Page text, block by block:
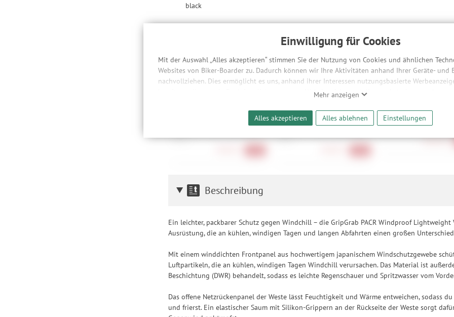
Einwilligung für Cookies
Mit der Auswahl „Alles akzeptieren“ stimmen Sie der Nutzung von Cookies und ähnlichen
Websites von Biker-Boarder zu. Dadurch können wir Ihre Aktivitäten anhand Ihrer Geräte- und
nachvollziehen. Dies ermöglicht es uns, anhand ihrer Interessen nutzungsbasierte
bereitzustellen sowie Funktionalitäten unserer Website sicherzustellen und stetig zu
Daten auch an Drittanbieter und Werbepartner weitergegeben. Die Verarbeitung erfolgt
der Einbindung von Streaming-Inhalten und der Durchführung von statistischer Analyse,
Produktempfehlungen und nutzungsbasierter Werbung. Informationen zu den einzelnen
Nutzung unserer Website nicht erforderlich und gilt, bis sie widerrufen wird. Sie können Ihre
Einstellungen lediglich für bestimmte Drittanbieter erteilen und jederzeit für die Zukunft
Mehr anzeigen
Alles akzeptieren Alles ablehnen Einstellungen
black
S, M, L
GripGrab Women's PACR
S, M, L
Fizik Lyra
184,90 €
Beschreibung
Ein leichter, packbarer Schutz gegen Windchill – die GripGrab PACR Windproof
Ausrüstung, die an kühlen, windigen Tagen und langen Abfahrten einen großen
Mit einem winddichten Frontpanel aus hochwertigem japanischem Windschutzgewebe
Luftpartikeln, die an kühlen, windigen Tagen Windchill verursachen. Das Material ist
Beschichtung (DWR) behandelt, sodass es leichte Regenschauer und Spritzwasser vom
Das offene Netzrückenpanel der Weste lässt Feuchtigkeit und Wärme entweichen, sodass
und frierst. Ein elastischer Saum mit Silikon-Grippern an der Rückseite der Weste sorgt